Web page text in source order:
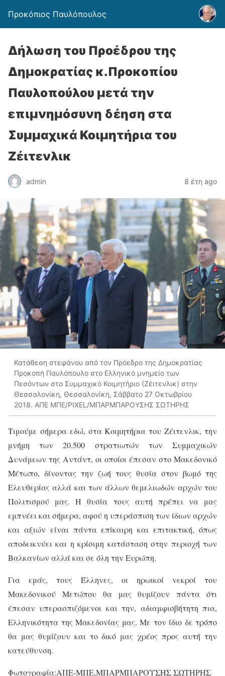
Προκόπιος Παυλόπουλος
Δήλωση του Προέδρου της
Δημοκρατίας κ.Προκοπίου
Παυλοπούλου μετά την
επιμνημόσυνη δέηση στα
Συμμαχικά Κοιμητήρια του
Ζέιτενλικ
admin 8 έτη ago
Κατάθεση στεφάνου από τον Πρόεδρο της Δημοκρατίας
Προκοπή Παυλόπουλο στο Ελληνικό μνημείο των
Πεσόντων στο Συμμαχικό Κοιμητήριο (Ζέιτενλικ) στην
Θεσσαλονίκη, Θεσσαλονίκη, Σάββατο 27 Οκτωβρίου
2018. ΑΠΕ ΜΠΕ/PIXEL/ΜΠΑΡΜΠΑΡΟΥΣΗΣ ΣΩΤΗΡΗΣ
Τιμούμε σήμερα εδώ, στα Κοιμητήρια του Ζέιτενλικ, την
μνήμη των 20.500 στρατιωτών των Συμμαχικών
Δυνάμεων της Αντάντ, οι οποίοι έπεσαν στο Μακεδονικό
Μέτωπο, δίνοντας την ζωή τους θυσία στον βωμό της
Ελευθερίας αλλά και των άλλων θεμελιωδών αρχών του
Πολιτισμού μας. Η θυσία τους αυτή πρέπει να μας
εμπνέει και σήμερα, αφού η υπεράσπιση των ίδιων αρχών
και αξιών είναι πάντα επίκαιρη και επιτακτική, όπως
αποδεικνύει και η κρίσιμη κατάσταση στην περιοχή των
Βαλκανίων αλλά και σε όλη την Ευρώπη.
Για εμάς, τους Έλληνες, οι ηρωικοί νεκροί του
Μακεδονικού Μετώπου θα μας θυμίζουν πάντα ότι
έπεσαν υπερασπιζόμενοι και την, αδιαμφισβήτητη πια,
Ελληνικότητα της Μακεδονίας μας. Με τον ίδιο δε τρόπο
θα μας θυμίζουν και το δικό μας χρέος προς αυτή την
κατεύθυνση.
Φωτογραφία:ΑΠΕ-ΜΠΕ,ΜΠΑΡΜΠΑΡΟΥΣΗΣ ΣΩΤΗΡΗΣ